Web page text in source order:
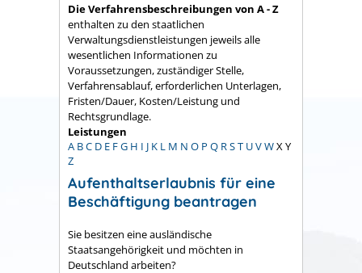
Die Verfahrensbeschreibungen von A - Z
enthalten zu den staatlichen
Verwaltungsdienstleistungen jeweils alle
wesentlichen Informationen zu
Voraussetzungen, zuständiger Stelle,
Verfahrensablauf, erforderlichen Unterlagen,
Fristen/Dauer, Kosten/Leistung und
Rechtsgrundlage.
Leistungen
A BC D E FG H I J K L M N O P Q RST UVWX Y
Z
Aufenthaltserlaubnis für eine
Beschäftigung beantragen
Sie besitzen eine ausländische
Staatsangehörigkeit und möchten in
Deutschland arbeiten?